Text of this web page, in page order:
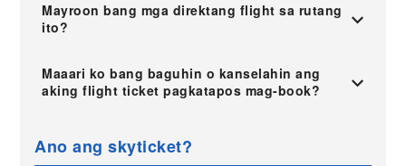
Mayroon bang mga direktang flight sa rutang
ito?
Maaari ko bang baguhin o kanselahin ang
aking flight ticket pagkatapos mag-book?
Ano ang skyticket?